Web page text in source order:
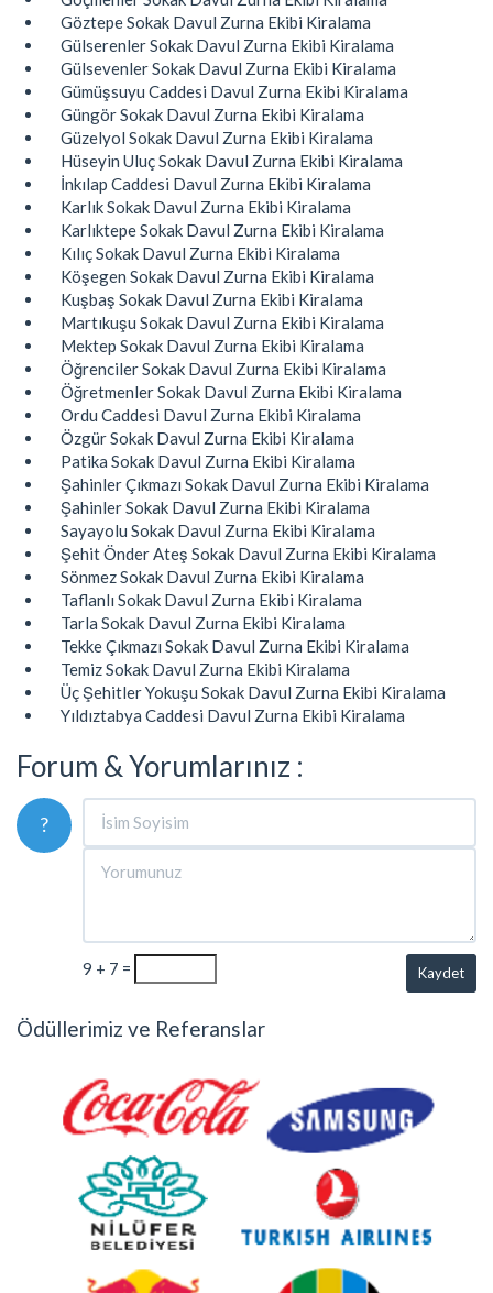
Göztepe Sokak Davul Zurna Ekibi Kiralama
Gülserenler Sokak Davul Zurna Ekibi Kiralama
Gülsevenler Sokak Davul Zurna Ekibi Kiralama
Gümüşsuyu Caddesi Davul Zurna Ekibi Kiralama
Güngör Sokak Davul Zurna Ekibi Kiralama
Güzelyol Sokak Davul Zurna Ekibi Kiralama
Hüseyin Uluç Sokak Davul Zurna Ekibi Kiralama
İnkılap Caddesi Davul Zurna Ekibi Kiralama
Karlık Sokak Davul Zurna Ekibi Kiralama
Karlıktepe Sokak Davul Zurna Ekibi Kiralama
Kılıç Sokak Davul Zurna Ekibi Kiralama
Köşegen Sokak Davul Zurna Ekibi Kiralama
Kuşbaş Sokak Davul Zurna Ekibi Kiralama
Martıkuşu Sokak Davul Zurna Ekibi Kiralama
Mektep Sokak Davul Zurna Ekibi Kiralama
Öğrenciler Sokak Davul Zurna Ekibi Kiralama
Öğretmenler Sokak Davul Zurna Ekibi Kiralama
Ordu Caddesi Davul Zurna Ekibi Kiralama
Özgür Sokak Davul Zurna Ekibi Kiralama
Patika Sokak Davul Zurna Ekibi Kiralama
Şahinler Çıkmazı Sokak Davul Zurna Ekibi Kiralama
Şahinler Sokak Davul Zurna Ekibi Kiralama
Sayayolu Sokak Davul Zurna Ekibi Kiralama
Şehit Önder Ateş Sokak Davul Zurna Ekibi Kiralama
Sönmez Sokak Davul Zurna Ekibi Kiralama
Taflanlı Sokak Davul Zurna Ekibi Kiralama
Tarla Sokak Davul Zurna Ekibi Kiralama
Tekke Çıkmazı Sokak Davul Zurna Ekibi Kiralama
Temiz Sokak Davul Zurna Ekibi Kiralama
Üç Şehitler Yokuşu Sokak Davul Zurna Ekibi Kiralama
Yıldıztabya Caddesi Davul Zurna Ekibi Kiralama
Forum & Yorumlarınız :
?
9 + 7 = Kaydet
Ödüllerimiz ve Referanslar